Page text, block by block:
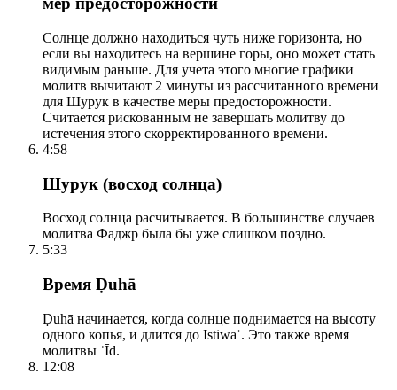
Солнце должно находиться чуть ниже горизонта, но
если вы находитесь на вершине горы, оно может стать
видимым раньше. Для учета этого многие графики
молитв вычитают 2 минуты из рассчитанного времени
для Шурук в качестве меры предосторожности.
Считается рискованным не завершать молитву до
истечения этого скорректированного времени.
4:58
Шурук (восход солнца)
Восход солнца расчитывается. В большинстве случаев
молитва Фаджр была бы уже слишком поздно.
5:33
Время Ḍuhā
Ḍuhā начинается, когда солнце поднимается на высоту
одного копья, и длится до Istiwāʾ. Это также время
молитвы ʿĪd.
12:08